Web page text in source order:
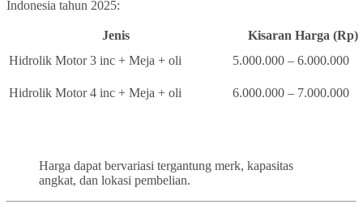
Indonesia tahun 2025:
Jenis
Kisaran Harga (Rp)
Hidrolik Motor 3 inc + Meja + oli
5.000.000 – 6.000.000
Hidrolik Motor 4 inc + Meja + oli 6.000.000 – 7.000.000
Harga dapat bervariasi tergantung merk, kapasitas
angkat, dan lokasi pembelian.